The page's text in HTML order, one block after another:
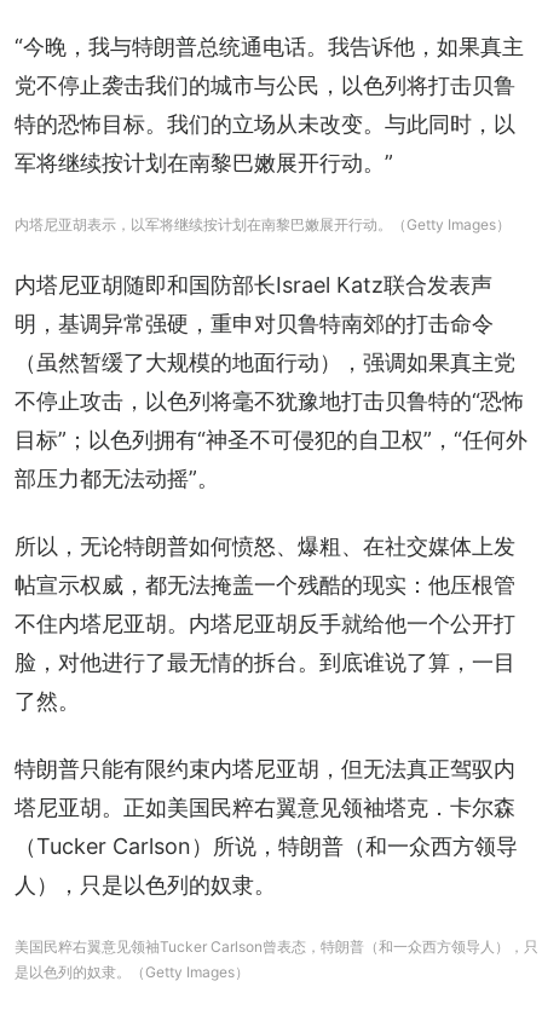
“今晚，我与特朗普总统通电话。我告诉他，如果真主
党不停止袭击我们的城市与公民，以色列将打击贝鲁
特的恐怖目标。我们的立场从未改变。与此同时，以
军将继续按计划在南黎巴嫩展开行动。”
内塔尼亚胡表示，以军将继续按计划在南黎巴嫩展开行动。（Getty Images）
内塔尼亚胡随即和国防部长Israel Katz联合发表声
明，基调异常强硬，重申对贝鲁特南郊的打击命令
（虽然暂缓了大规模的地面行动），强调如果真主党
不停止攻击，以色列将毫不犹豫地打击贝鲁特的“恐怖
目标”；以色列拥有“神圣不可侵犯的自卫权”，“任何外
部压力都无法动摇”。
所以，无论特朗普如何愤怒、爆粗、在社交媒体上发
帖宣示权威，都无法掩盖一个残酷的现实：他压根管
不住内塔尼亚胡。内塔尼亚胡反手就给他一个公开打
脸，对他进行了最无情的拆台。到底谁说了算，一目
了然。
特朗普只能有限约束内塔尼亚胡，但无法真正驾驭内
塔尼亚胡。正如美国民粹右翼意见领袖塔克．卡尔森
（Tucker Carlson）所说，特朗普（和一众西方领导
人），只是以色列的奴隶。
美国民粹右翼意见领袖Tucker Carlson曾表态，特朗普（和一众西方领导人），只
是以色列的奴隶。（Getty Images）